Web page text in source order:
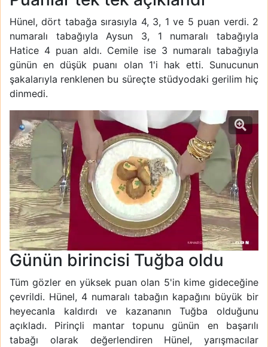
Hünel, dört tabağa sırasıyla 4, 3, 1 ve 5 puan verdi. 2
numaralı tabağıyla Aysun 3, 1 numaralı tabağıyla
Hatice 4 puan aldı. Cemile ise 3 numaralı tabağıyla
günün en düşük puanı olan 1'i hak etti. Sunucunun
şakalarıyla renklenen bu süreçte stüdyodaki gerilim hiç
dinmedi.
Günün birincisi Tuğba oldu
Tüm gözler en yüksek puan olan 5'in kime gideceğine
çevrildi. Hünel, 4 numaralı tabağın kapağını büyük bir
heyecanla kaldırdı ve kazananın Tuğba olduğunu
açıkladı. Pirinçli mantar topunu günün en başarılı
tabağı olarak değerlendiren Hünel, yarışmacılar